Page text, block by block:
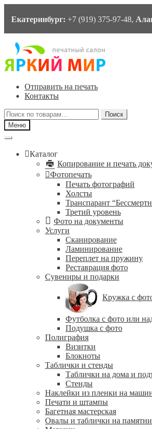
Екатеринбург: +7 (919) 375-97-48,
Перейти
навигации
Перейти
содержимому
Отправить на печать
Контакты
Искать:
Поиск
Меню
Каталог
Копирование и печать
Фотопечать
Печать фотографий
Холсты
Транспарант
Третий уровень
Фото на документы
Услуги
Сканирование
Ламинирование
Переплет на пружину
Реставрация фото
Сувениры и подарки
Кружка с
Футболка с фото или
Подушка с фото
Полиграфия
Визитки
Блокноты
Таблички и стенды
Таблички на дома и
Стенды
Наклейки из пленки на
Печати и штампы
Багетная мастерская
Овалы и таблички на